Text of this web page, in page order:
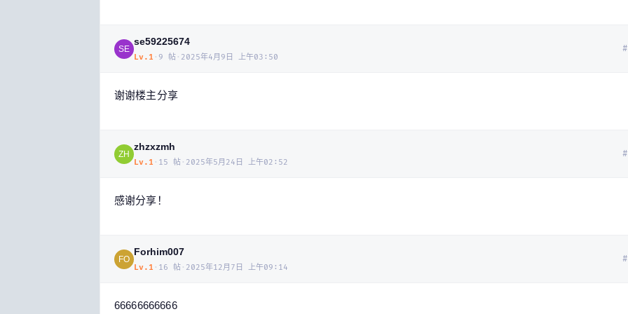
SE
se59225674
Lv. 1 · 9 帖 · 2025年4月9日 上午03:50
#
谢谢楼主分享
ZH
zhzxzmh
Lv. 1 · 15 帖 · 2025年5月24日 上午02:52
#
感谢分享！
FO
Forhim007
Lv. 1 · 16 帖 · 2025年12月7日 上午09:14
#
66666666666